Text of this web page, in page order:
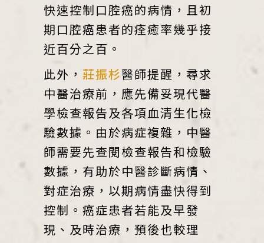
快速控制口腔癌的病情，且初
期口腔癌患者的痊癒率幾乎接
近百分之百。
此外， 莊振杉醫師提醒，尋求
中醫治療前，應先備妥現代醫
學檢查報告及各項血清生化檢
驗數據。由於病症複雜，中醫
師需要先查閱檢查報告和檢驗
數據，有助於中醫診斷病情、
對症治療，以期病情盡快得到
控制。癌症患者若能及早發
現、及時治療，預後也較理